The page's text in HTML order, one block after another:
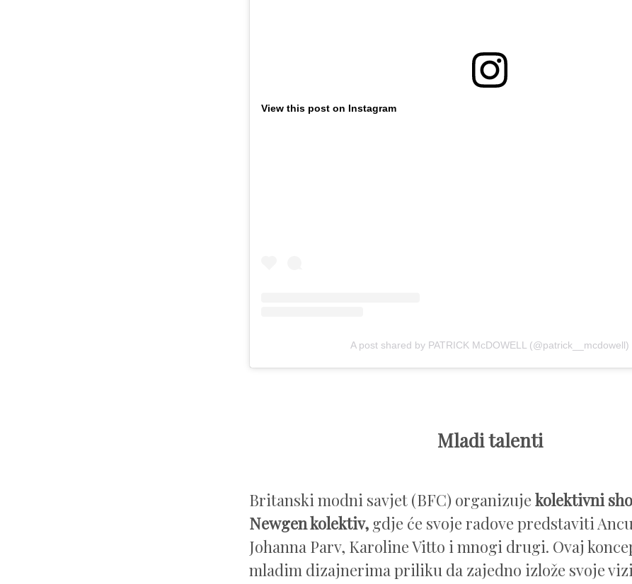
View this post on Instagram
A post shared by PATRICK McDOWELL (@patrick__mcdowell)
Mladi talenti
Britanski modni savjet (BFC) organizuje kolektivni
Newgen kolektiv, gdje će svoje radove predstaviti
Johanna Parv, Karoline Vitto i mnogi drugi. Ovaj
mladim dizajnerima priliku da zajedno izlože svoje